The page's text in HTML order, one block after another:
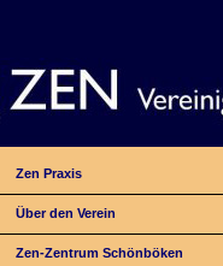
Zen Praxis
Über den Verein
Zen-Zentrum Schönböken